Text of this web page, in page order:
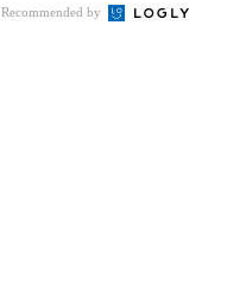
Recommended by